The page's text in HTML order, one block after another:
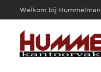
Welkom bij Hummelman
Kantoorvakhandel